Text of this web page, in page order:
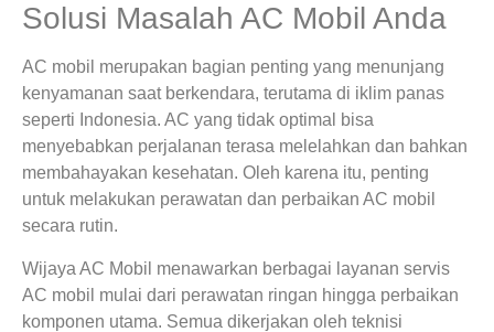
Solusi Masalah AC Mobil Anda
AC mobil merupakan bagian penting yang menunjang
kenyamanan saat berkendara, terutama di iklim panas
seperti Indonesia. AC yang tidak optimal bisa
menyebabkan perjalanan terasa melelahkan dan bahkan
membahayakan kesehatan. Oleh karena itu, penting
untuk melakukan perawatan dan perbaikan AC mobil
secara rutin.
Wijaya AC Mobil menawarkan berbagai layanan servis
AC mobil mulai dari perawatan ringan hingga perbaikan
komponen utama. Semua dikerjakan oleh teknisi